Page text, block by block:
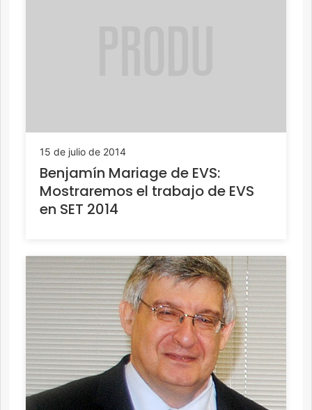
15 de julio de 2014
Benjamín Mariage de EVS:
Mostraremos el trabajo de EVS
en SET 2014